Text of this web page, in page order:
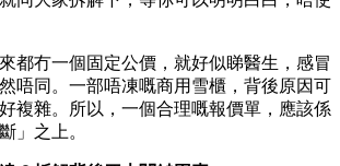
都冇一個固定公價，就好似睇醫生，感冒
唔同。一部唔凍嘅商用雪櫃，背後原因可
複雜。所以，一個合理嘅報價單，應該係
」之上。